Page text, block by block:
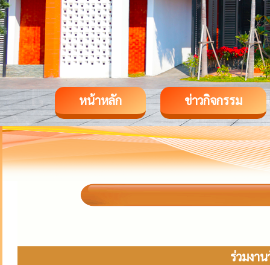
หน้าหลัก ข่าวกิจกรรม
ร่วมงา